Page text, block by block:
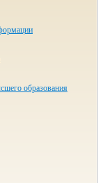
образования